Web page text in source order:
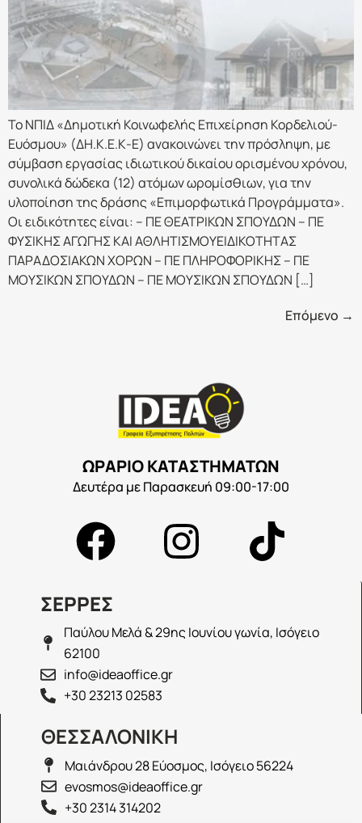
Το ΝΠΙΔ «Δημοτική Κοινωφελής Επιχείρηση Κορδελιού-
Ευόσμου» (ΔΗ.Κ.Ε.Κ-Ε) ανακοινώνει την πρόσληψη, με
σύμβαση εργασίας ιδιωτικού δικαίου ορισμένου χρόνου,
συνολικά δώδεκα (12) ατόμων ωρομίσθιων, για την
υλοποίηση της δράσης «Επιμορφωτικά Προγράμματα».
Οι ειδικότητες είναι: – ΠΕ ΘΕΑΤΡΙΚΩΝ ΣΠΟΥΔΩΝ – ΠΕ
ΦΥΣΙΚΗΣ ΑΓΩΓΗΣ ΚΑΙ ΑΘΛΗΤΙΣΜΟΥΕΙΔΙΚΟΤΗΤΑΣ
ΠΑΡΑΔΟΣΙΑΚΩΝ ΧΟΡΩΝ – ΠΕ ΠΛΗΡΟΦΟΡΙΚΗΣ – ΠΕ
ΜΟΥΣΙΚΩΝ ΣΠΟΥΔΩΝ – ΠΕ ΜΟΥΣΙΚΩΝ ΣΠΟΥΔΩΝ […]
Επόμενο →
ΩΡΑΡΙΟ ΚΑΤΑΣΤΗΜΑΤΩΝ
Δευτέρα με Παρασκευή 09:00-17:00
ΣΕΡΡΕΣ
Παύλου Μελά & 29ης Ιουνίου γωνία, Ισόγειο
62100
info@ideaoffice.gr
+30 23213 02583
ΘΕΣΣΑΛΟΝΙΚΗ
Μαιάνδρου 28 Εύοσμος, Ισόγειο 56224
evosmos@ideaoffice.gr
+30 2314 314202